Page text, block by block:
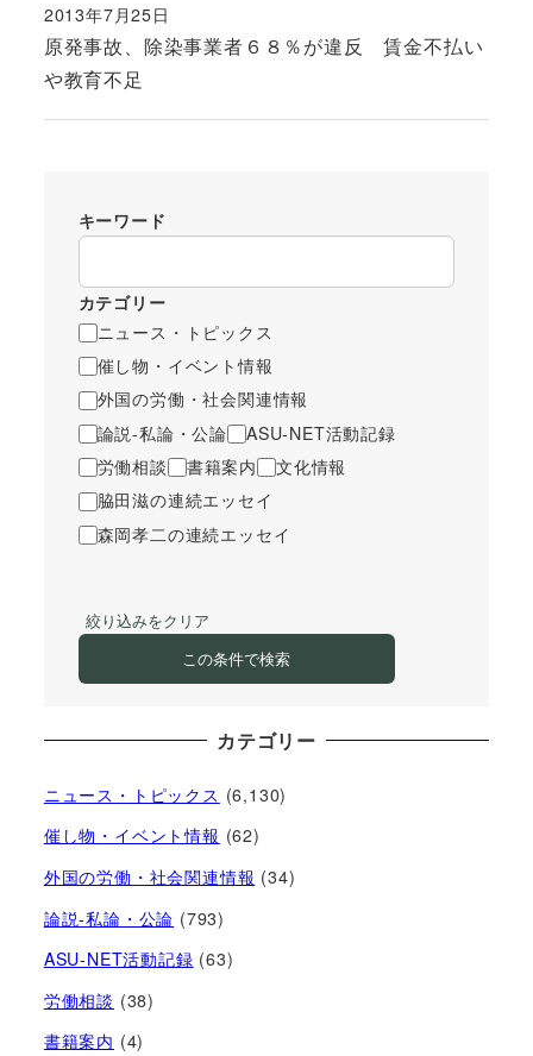
原発事故、除染事業者６８％が違反 賃金不払い
や教育不足
投稿日
2013年7月25日
キーワード
カテゴリー
ニュース・トピックス
催し物・イベント情報
外国の労働・社会関連情報
論説-私論・公論
ASU-NET活動記録
労働相談
書籍案内
文化情報
脇田滋の連続エッセイ
森岡孝二の連続エッセイ
絞り込みをクリア
この条件で検索
カテゴリー
ニュース・トピックス (6,130)
催し物・イベント情報 (62)
外国の労働・社会関連情報 (34)
論説-私論・公論 (793)
ASU-NET活動記録 (63)
労働相談 (38)
書籍案内 (4)